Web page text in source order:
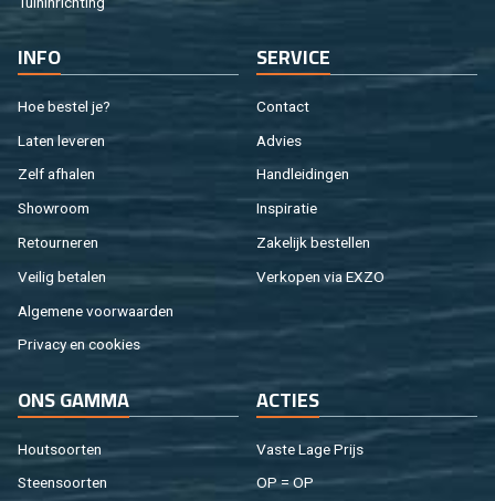
INFO
Hoe be­stel je?
Laten le­ve­ren
Zelf af­ha­len
Show­room
Re­tour­ne­ren
Vei­lig be­ta­len
Al­ge­me­ne voor­waar­den
Pri­va­cy en coo­kies
SER­VI­CE
Con­tact
Ad­vies
Hand­lei­din­gen
In­spi­ra­tie
Za­ke­lijk be­stel­len
Ver­ko­pen via EXZO
ONS GAMMA
Hout­soor­ten
Steen­soor­ten
AC­TIES
Vaste Lage Prijs
OP = OP